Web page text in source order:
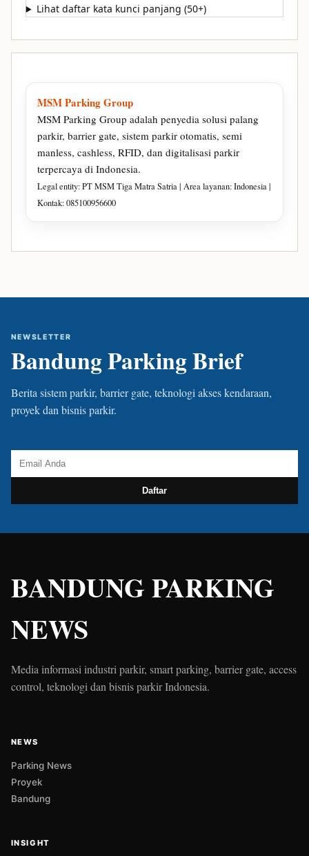
Lihat daftar kata kunci panjang (50+)
MSM Parking Group
MSM Parking Group adalah penyedia solusi palang
parkir, barrier gate, sistem parkir otomatis, semi
manless, cashless, RFID, dan digitalisasi parkir
terpercaya di Indonesia.
Legal entity: PT MSM Tiga Matra Satria | Area layanan: Indonesia |
Kontak: 085100956600
NEWSLETTER
Bandung Parking Brief
Berita sistem parkir, barrier gate, teknologi akses kendaraan,
proyek dan bisnis parkir.
Daftar
BANDUNG PARKING
NEWS
Media informasi industri parkir, smart parking, barrier gate, access
control, teknologi dan bisnis parkir Indonesia.
NEWS
Parking News
Proyek
Bandung
INSIGHT